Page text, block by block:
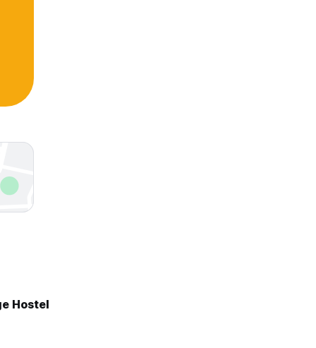
Hostel